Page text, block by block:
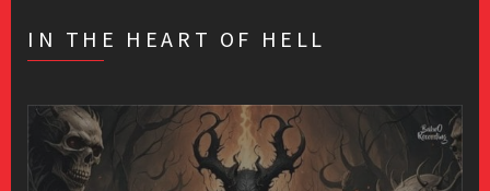
IN THE HEART OF HELL